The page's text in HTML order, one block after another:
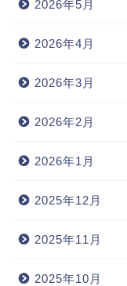
2026年5月
2026年4月
2026年3月
2026年2月
2026年1月
2025年12月
2025年11月
2025年10月